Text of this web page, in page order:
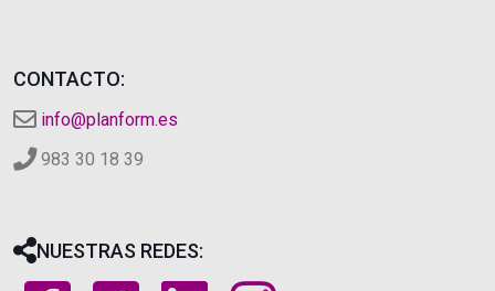
CONTACTO:
info@planform.es
983 30 18 39
NUESTRAS REDES: